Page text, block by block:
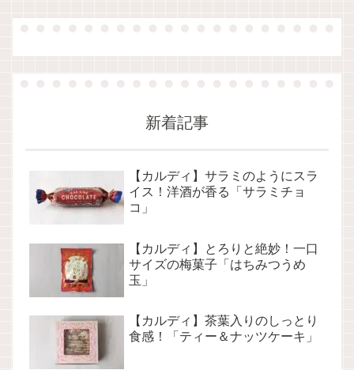
新着記事
【カルディ】サラミのようにスラ
イス！洋酒が香る「サラミチョ
コ」
【カルディ】とろりと絶妙！一口
サイズの梅菓子「はちみつうめ
玉」
【カルディ】茶葉入りのしっとり
食感！「ティー＆ナッツケーキ」